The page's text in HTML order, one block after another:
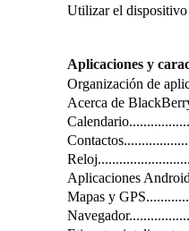
Utilizar el
Aplicaciones y
Organización de
Acerca de
Aplicaciones
Mapas y